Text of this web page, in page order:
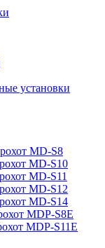
установки
MD-S8
MD-S10
MD-S11
MD-S12
MD-S14
MDP-S8E
MDP-S11E